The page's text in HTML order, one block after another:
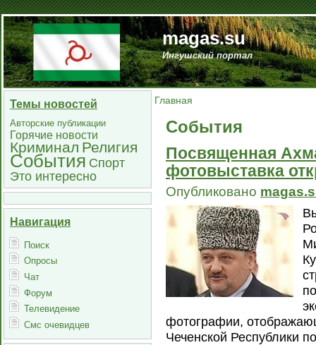
magas.su
Ингушский портал
Темы новостей
Авторские публикации
Горячие новости
Криминал Религия
События Спорт
Это интересно
Навигация
Поиск
Опросы
Чат
Форум
Телевидение
Смс очевидцев
Главная
События
Посвященная
фотовыставка
Опубликовано
фотографии,
Чеченской Республики